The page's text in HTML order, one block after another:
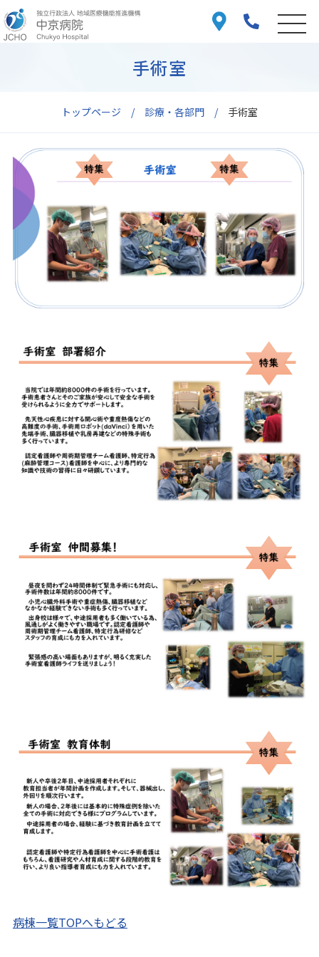
トップページ 診療・各部門 手術室
手術室
病棟一覧TOPへもどる